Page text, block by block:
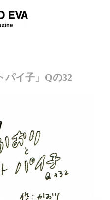
パイ子」Qの32